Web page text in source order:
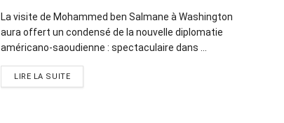
La visite de Mohammed ben Salmane à Washington
aura offert un condensé de la nouvelle diplomatie
américano-saoudienne : spectaculaire dans ...
LIRE LA SUITE